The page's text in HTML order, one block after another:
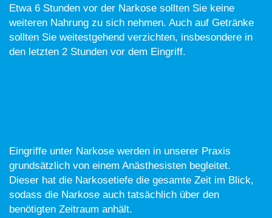
Etwa 6 Stunden vor der Narkose sollten Sie keine
weiteren Nahrung zu sich nehmen. Auch auf Getränke
sollten Sie weitestgehend verzichten, insbesondere in
den letzten 2 Stunden vor dem Eingriff.
Eingriffe unter Narkose werden in unserer Praxis
grundsätzlich von einem Anästhesisten begleitet.
Dieser hat die Narkosetiefe die gesamte Zeit im Blick,
sodass die Narkose auch tatsächlich über den
benötigten Zeitraum anhält.